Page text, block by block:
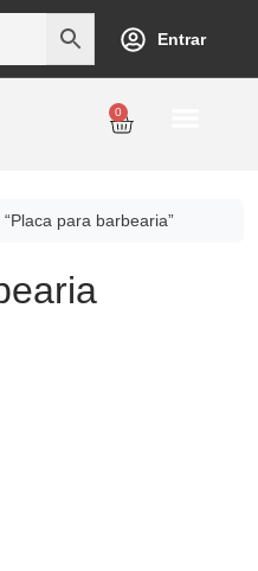
Entrar
0
para barbearia”